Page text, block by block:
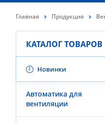
Главная Продукция
КАТАЛОГ ТОВАРОВ
Новинки
Автоматика для
вентиляции